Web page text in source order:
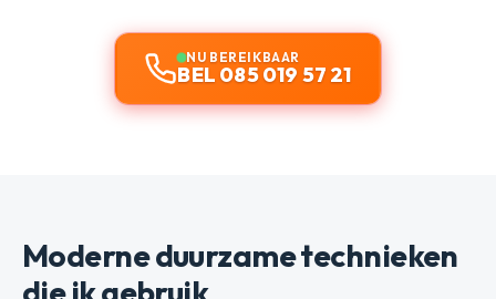
NU BEREIKBAAR
BEL 085 019 57 21
Moderne duurzame technieken